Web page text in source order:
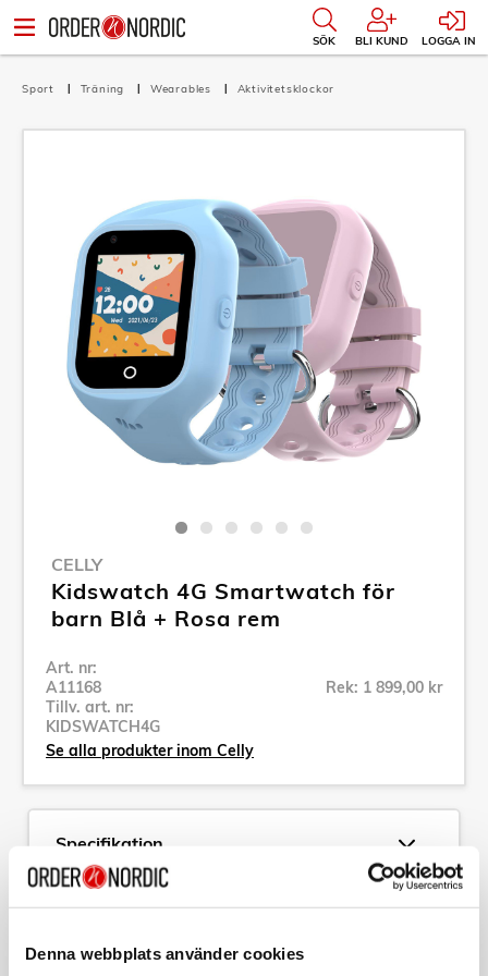
Denna webbplats använder cookies
SÖK BLI KUND LOGGA IN
Sport Träning Wearables Aktivitetsklockor
CELLY
Kidswatch 4G Smartwatch för
barn Blå + Rosa rem
Art. nr:
A11168
Tillv. art. nr:
KIDSWATCH4G
Rek: 1 899,00 kr
Se alla produkter inom Celly
Specifikation
Beskrivning